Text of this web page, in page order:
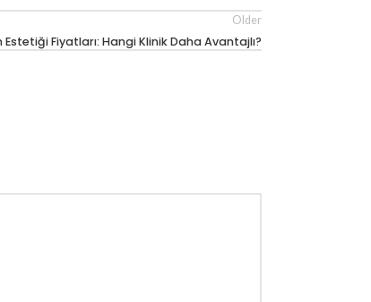
Older
Fiyatları: Hangi Klinik Daha Avantajlı?